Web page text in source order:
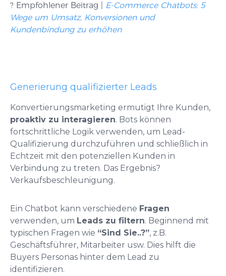
? Empfohlener Beitrag |
E-Commerce Chatbots: 5
Wege um Umsatz, Konversionen und
Kundenbindung zu erhöhen
Generierung qualifizierter Leads
Konvertierungsmarketing ermutigt Ihre Kunden,
proaktiv zu interagieren. Bots können
fortschrittliche Logik verwenden, um Lead-
Qualifizierung durchzuführen und schließlich in
Echtzeit mit den potenziellen Kunden in
Verbindung zu treten. Das Ergebnis?
Verkaufsbeschleunigung.
Ein Chatbot kann verschiedene Fragen
verwenden, um Leads zu filtern. Beginnend mit
typischen Fragen wie “Sind Sie..?”, z.B.
Geschäftsführer, Mitarbeiter usw. Dies hilft die
Buyers Personas hinter dem Lead zu
identifizieren.